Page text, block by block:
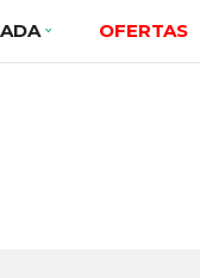
OFERTAS